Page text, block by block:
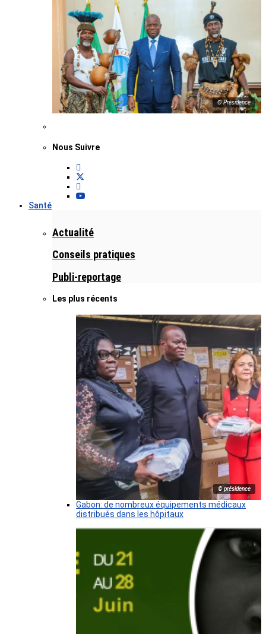
© Présidence
Nous Suivre
Santé
Actualité
Conseils pratiques
Publi-reportage
Les plus récents
© présidence
Gabon: de nombreux équipements médicaux
distribués dans les hôpitaux